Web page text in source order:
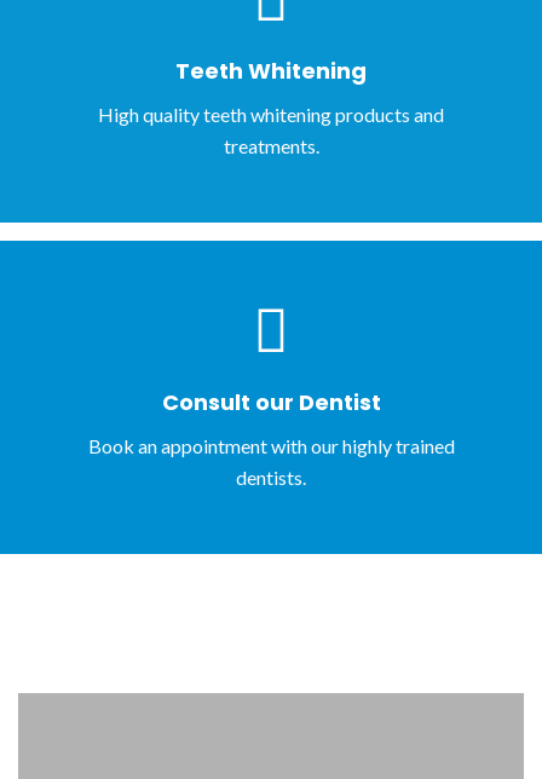
Teeth Whitening
High quality teeth whitening products and
treatments.
Consult our Dentist
Book an appointment with our highly trained
dentists.